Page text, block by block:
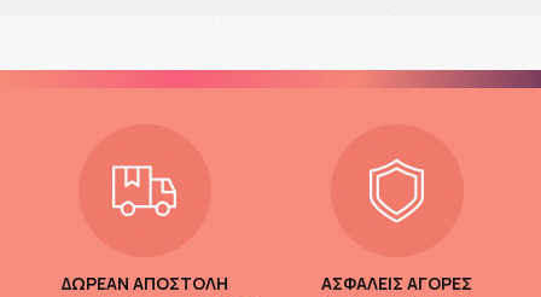
ΔΩΡΕΑΝ ΑΠΟΣΤΟΛΗ
ΑΣΦΑΛΕΙΣ ΑΓΟΡΕΣ